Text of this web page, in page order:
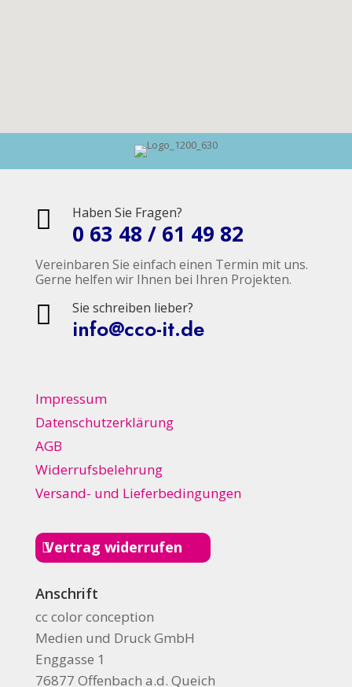
 Haben Sie Fragen?
0 63 48 / 61 49 82
Vereinbaren Sie einfach einen Termin mit uns.
Gerne helfen wir Ihnen bei Ihren Projekten.
 Sie schreiben lieber?
info@cco-it.de
Impressum
Datenschutzerklärung
AGB
Widerrufsbelehrung
Versand- und Lieferbedingungen
Vertrag widerrufen
Anschrift
cc color conception
Medien und Druck GmbH
Enggasse 1
76877 Offenbach a.d. Queich